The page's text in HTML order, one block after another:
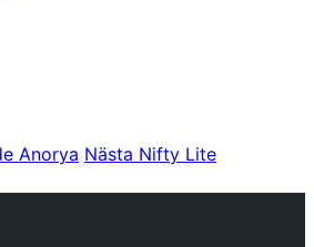
Anorya Nästa Nifty Lite